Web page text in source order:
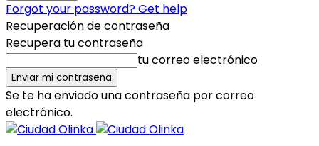
Forgot your password? Get help
Recuperación de contraseña
Recupera tu contraseña
tu correo electrónico
Se te ha enviado una contraseña por correo
electrónico.